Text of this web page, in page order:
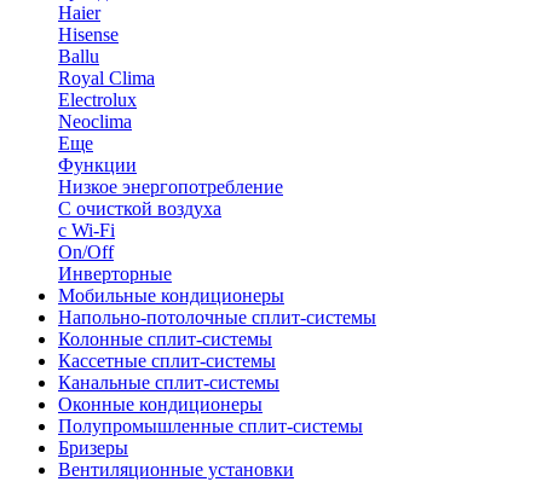
Haier
Hisense
Ballu
Royal Clima
Electrolux
Neoclima
Еще
Функции
Низкое энергопотребление
С очисткой воздуха
с Wi-Fi
On/Off
Инверторные
Мобильные кондиционеры
Напольно-потолоч​ные ​сплит-системы
Колонные ​​сплит-системы
Кассетные сплит-системы
Канальные сплит-системы
Оконные кондиционеры
Полупромышленные сплит-системы
Бризеры
Вентиляционные установки